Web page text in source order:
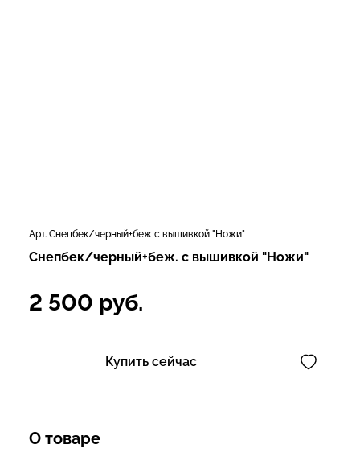
Арт. Снепбек/черный+беж с вышивкой "Ножи"
Снепбек/черный+беж. с вышивкой "Ножи"
2 500 руб.
Купить сейчас
О товаре